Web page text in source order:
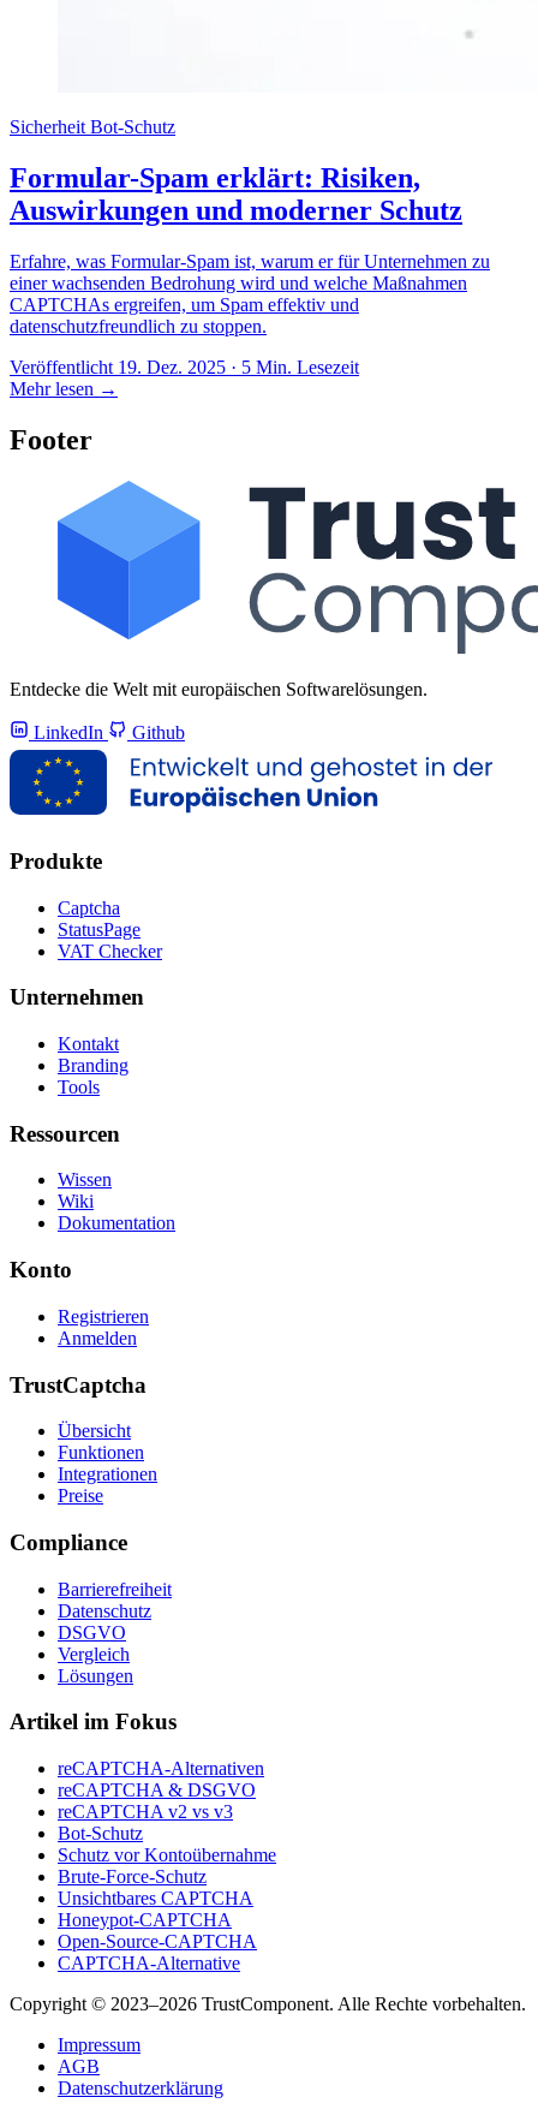
Sicherheit Bot-Schutz
Formular-Spam erklärt: Risiken,
Auswirkungen und moderner Schutz
Erfahre, was Formular-Spam ist, warum er für Unternehmen zu
einer wachsenden Bedrohung wird und welche Maßnahmen
CAPTCHAs ergreifen, um Spam effektiv und
datenschutzfreundlich zu stoppen.
Veröffentlicht 19. Dez. 2025 · 5 Min. Lesezeit
Mehr lesen →
Footer
Entdecke die Welt mit europäischen Softwarelösungen.
LinkedIn Github
Produkte
Captcha
StatusPage
VAT Checker
Unternehmen
Kontakt
Branding
Tools
Ressourcen
Wissen
Wiki
Dokumentation
Konto
Registrieren
Anmelden
TrustCaptcha
Übersicht
Funktionen
Integrationen
Preise
Compliance
Barrierefreiheit
Datenschutz
DSGVO
Vergleich
Lösungen
Artikel im Fokus
reCAPTCHA-Alternativen
reCAPTCHA & DSGVO
reCAPTCHA v2 vs v3
Bot-Schutz
Schutz vor Kontoübernahme
Brute-Force-Schutz
Unsichtbares CAPTCHA
Honeypot-CAPTCHA
Open-Source-CAPTCHA
CAPTCHA-Alternative
Copyright © 2023–2026 TrustComponent. Alle Rechte vorbehalten.
Impressum
AGB
Datenschutzerklärung